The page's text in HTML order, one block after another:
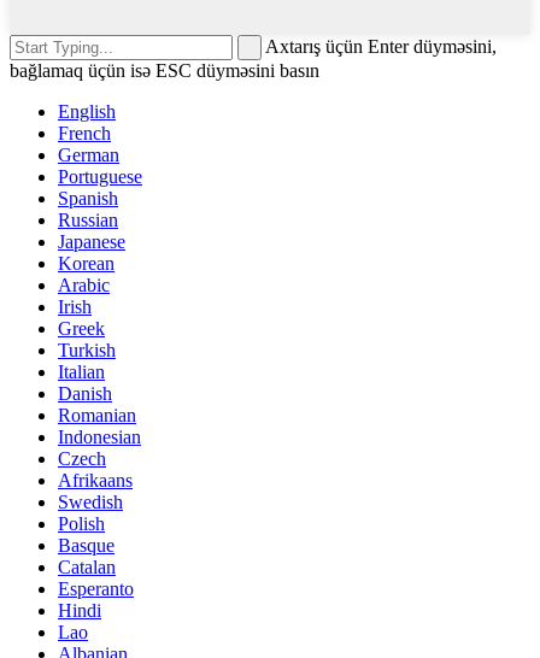
Axtarış üçün Enter düyməsini,
bağlamaq üçün isə ESC düyməsini basın
English
French
German
Portuguese
Spanish
Russian
Japanese
Korean
Arabic
Irish
Greek
Turkish
Italian
Danish
Romanian
Indonesian
Czech
Afrikaans
Swedish
Polish
Basque
Catalan
Esperanto
Hindi
Lao
Albanian